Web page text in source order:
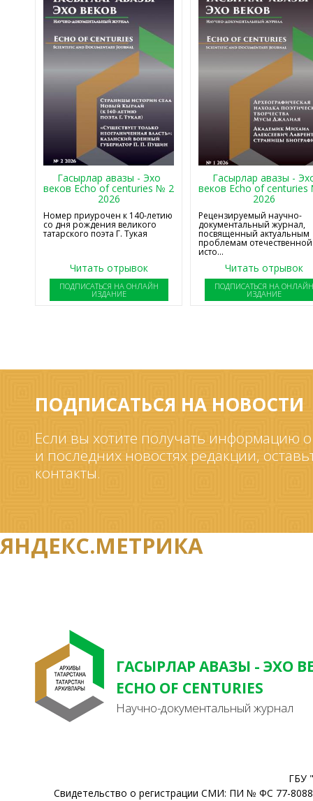
Гасырлар авазы - Эхо
веков Echo of centuries № 2
2026
Номер приурочен к 140-летию
со дня рождения великого
татарского поэта Г. Тукая
Читать отрывок
ПОДПИСАТЬСЯ НА ОНЛАЙН
ИЗДАНИЕ
Гасырлар авазы -
веков Echo of
2026
Рецензируемый научно-
документальный журнал,
посвященный актуальным
проблемам отечественной
исто...
Читать отрывок
ПОДПИСАТЬСЯ НА
ИЗДАНИЕ
ПОДПИСАТЬСЯ НА НОВОСТИ
Если вы хотите получать информацию
и последних новостях редакции,
контакты.
ЯНДЕКС.МЕТРИКА
ГАСЫРЛАР АВАЗЫ - ЭХО
ECHO OF CENTURIES
Научно-документальный журнал
ГБУ
Свидетельство о регистрации СМИ: ПИ № ФС 77-